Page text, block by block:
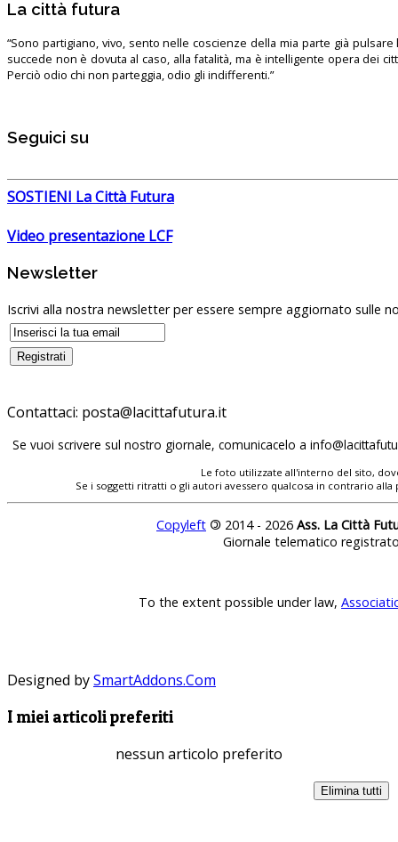
La città futura
“Sono partigiano, vivo, sento nelle coscienze della mia parte già pulsare
succede non è dovuta al caso, alla fatalità, ma è intelligente opera dei
Perciò odio chi non parteggia, odio gli indifferenti.”
Seguici su
SOSTIENI La Città Futura
Video presentazione LCF
Newsletter
Iscrivi alla nostra newsletter per essere sempre aggiornato sulle
Contattaci:
Se vuoi scrivere sul nostro giornale, comunicacelo a
Le foto utilizzate all'interno del sito,
Se i soggetti ritratti o gli autori avessero qualcosa in contrario
Copyleft © 2014 - 2026 Ass. La Città
Giornale telematico
To the extent possible under law,
Designed bySmartAddons.Com
I miei articoli preferiti
nessun articolo preferito